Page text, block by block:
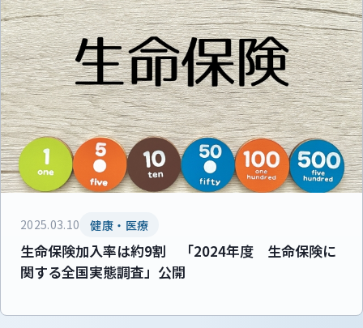
2025.03.10 健康・医療
生命保険加入率は約9割 「2024年度 生命保険に
関する全国実態調査」公開